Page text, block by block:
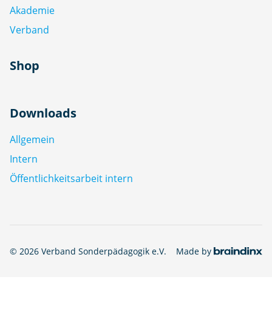
Akademie
Verband
Shop
Downloads
Allgemein
Intern
Öffentlichkeitsarbeit intern
© 2026 Verband Sonderpädagogik e.V. Made by